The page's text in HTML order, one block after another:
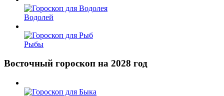
Водолей
Рыбы
Восточный гороскоп на 2028 год